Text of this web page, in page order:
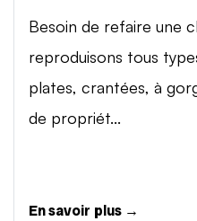
Besoin de refaire une
reproduisons tous
plates, crantées, à
de propriét...
En savoir plus →